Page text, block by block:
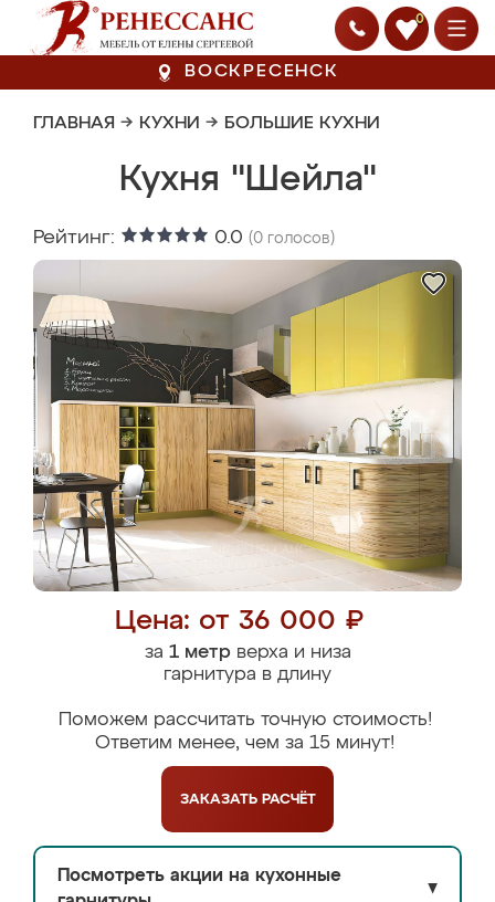
0
ВОСКРЕСЕНСК
ГЛАВНАЯ → КУХНИ → БОЛЬШИЕ КУХНИ
Кухня "Шейла"
Рейтинг: 0.0 (0 голосов)
Цена: от 36 000 ₽
за 1 метрверха и низа
гарнитура в длину
Поможем рассчитать точную стоимость!
Ответим менее, чем за 15 минут!
ЗАКАЗАТЬ РАСЧЁТ
Посмотреть акции на кухонные
▼